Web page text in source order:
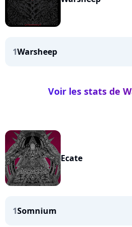
1Warsheep
Voir les stats de
Ecate
1Somnium